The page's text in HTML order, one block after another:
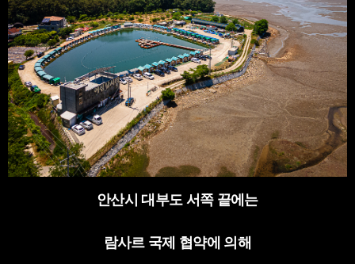
안산시 대부도 서쪽 끝에는
람사르 국제 협약에 의해